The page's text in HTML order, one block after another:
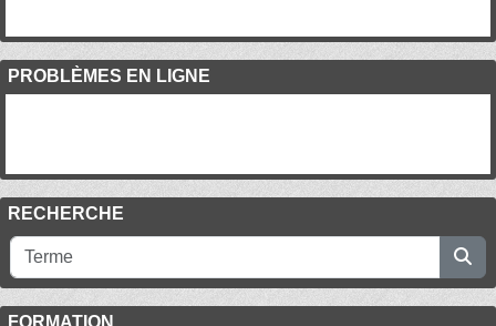
PROBLÈMES EN LIGNE
RECHERCHE
FORMATION